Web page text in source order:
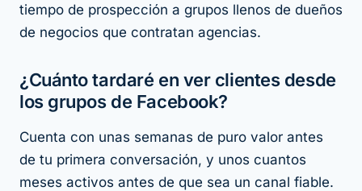
tiempo de prospección a grupos llenos de dueños
de negocios que contratan agencias.
¿Cuánto tardaré en ver clientes desde
los grupos de Facebook?
Cuenta con unas semanas de puro valor antes
de tu primera conversación, y unos cuantos
meses activos antes de que sea un canal fiable.